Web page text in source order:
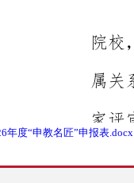
年度“申教名匠”申报表.docx